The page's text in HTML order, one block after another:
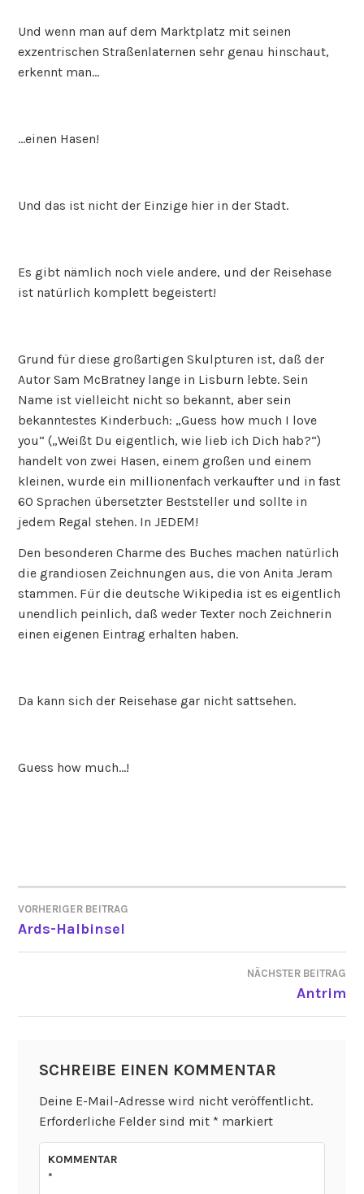
Und wenn man auf dem Marktplatz mit seinen
exzentrischen Straßenlaternen sehr genau hinschaut,
erkennt man…
…einen Hasen!
Und das ist nicht der Einzige hier in der Stadt.
Es gibt nämlich noch viele andere, und der Reisehase
ist natürlich komplett begeistert!
Grund für diese großartigen Skulpturen ist, daß der
Autor Sam McBratney lange in Lisburn lebte. Sein
Name ist vielleicht nicht so bekannt, aber sein
bekanntestes Kinderbuch: „Guess how much I love
you“ („Weißt Du eigentlich, wie lieb ich Dich hab?“)
handelt von zwei Hasen, einem großen und einem
kleinen, wurde ein millionenfach verkaufter und in fast
60 Sprachen übersetzter Beststeller und sollte in
jedem Regal stehen. In JEDEM!
Den besonderen Charme des Buches machen natürlich
die grandiosen Zeichnungen aus, die von Anita Jeram
stammen. Für die deutsche Wikipedia ist es eigentlich
unendlich peinlich, daß weder Texter noch Zeichnerin
einen eigenen Eintrag erhalten haben.
Da kann sich der Reisehase gar nicht sattsehen.
Guess how much…!
BEITRAGSNAVIGATION
VORHERIGER BEITRAG
Ards-Halbinsel
NÄCHSTER BEITRAG
Antrim
SCHREIBE EINEN KOMMENTAR
Deine E-Mail-Adresse wird nicht veröffentlicht.
Erforderliche Felder sind mit * markiert
KOMMENTAR
*